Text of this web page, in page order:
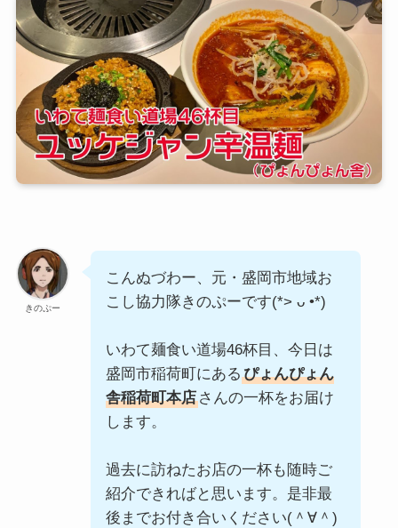
きのぷー
こんぬづわー、元・盛岡市地域お
こし協力隊きのぷーです(*> ᴗ •*)ゞ
いわて麺食い道場46杯目、今日は
盛岡市稲荷町にある ぴょんぴょん
舎稲荷町本店さんの一杯をお届け
します。
過去に訪ねたお店の一杯も随時ご
紹介できればと思います。是非最
後までお付き合いください(＾∀＾)